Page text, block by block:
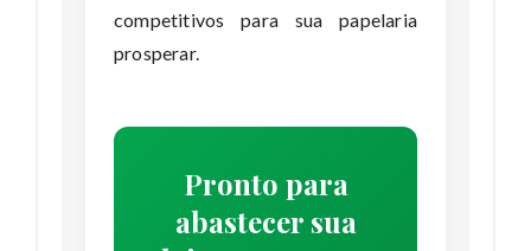
competitivos para sua papelaria
prosperar.
Pronto para
abastecer sua